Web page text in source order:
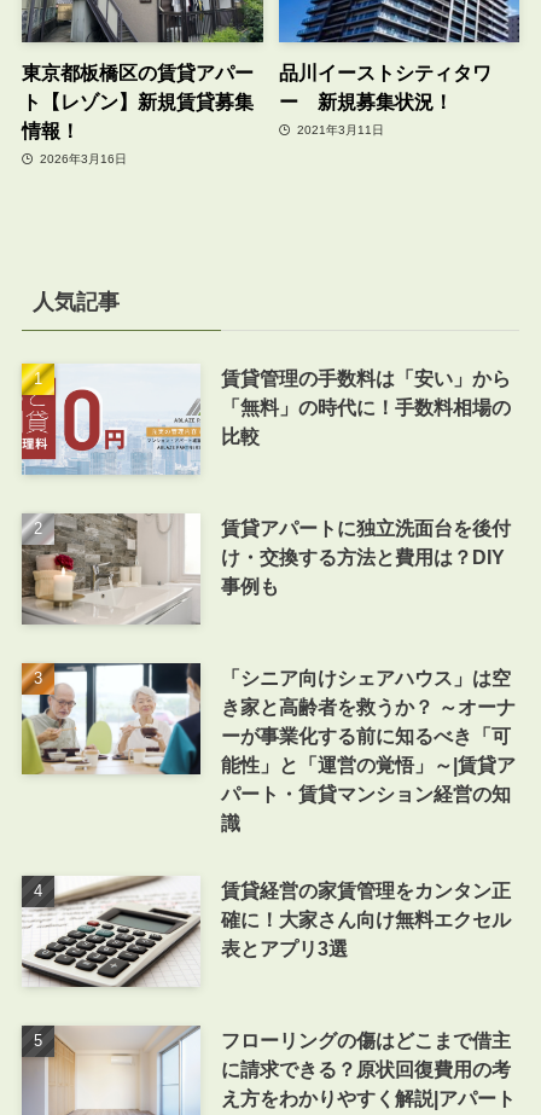
東京都板橋区の賃貸アパー
ト【レゾン】新規賃貸募集
情報！
2026年3月16日
品川イーストシティタワ
ー 新規募集状況！
2021年3月11日
人気記事
賃貸管理の手数料は「安い」から
「無料」の時代に！手数料相場の
比較
賃貸アパートに独立洗面台を後付
け・交換する方法と費用は？DIY
事例も
「シニア向けシェアハウス」は空
き家と高齢者を救うか？ ～オーナ
ーが事業化する前に知るべき「可
能性」と「運営の覚悟」～|賃貸ア
パート・賃貸マンション経営の知
識
賃貸経営の家賃管理をカンタン正
確に！大家さん向け無料エクセル
表とアプリ3選
フローリングの傷はどこまで借主
に請求できる？原状回復費用の考
え方をわかりやすく解説|アパート